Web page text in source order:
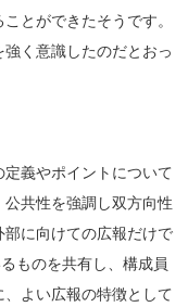
とができたそうです。
く意識したのだとおっ
義やポイントについて
共性を強調し双方向性
に向けての広報だけで
ものを共有し、構成員
よい広報の特徴として